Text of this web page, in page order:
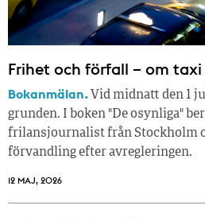
Frihet och förfall – om
Bokanmälan. Vid midnatt den 1
grunden. I boken "De osynliga"
frilansjournalist från Stockholm
förvandling efter avregleringen.
12 MAJ, 2026